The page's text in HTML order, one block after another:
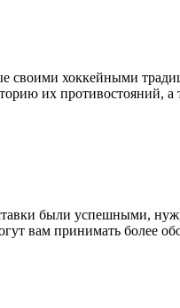
своими хоккейными
их противостояний,
были успешными,
вам принимать более